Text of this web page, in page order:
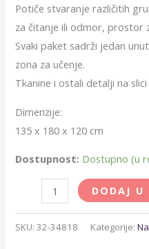
Potiče stvaranje različitih
za čitanje ili odmor, prostor
Svaki paket sadrži jedan
zona za učenje.
Tkanine i ostali detalji na slici
Dimenzije:
135 x 180 x 120 cm
Dostupnost: Dostupno (u
DODAJ U
SKU:32-34818 Kategorije: